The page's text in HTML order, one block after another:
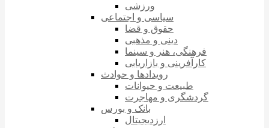
ورزشی
سیاسی و اجتماعی
حقوق و قضا
دینی و مذهبی
فرهنگی، هنر و سینما
کارآفرینی و بازاریابی
رویدادها و حوادث
طبیعت و حیوانات
گردشگری و مهاجرت
بانک و بورس
ارزدیجیتال